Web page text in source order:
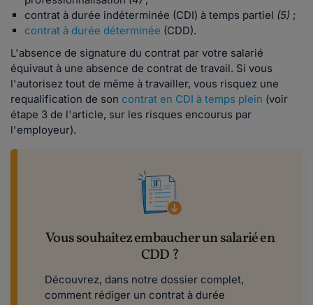
contrat à durée indéterminée (CDI) à temps partiel (5) ;
contrat à durée déterminée (CDD).
L'absence de signature du contrat par votre salarié
équivaut à une absence de contrat de travail. Si vous
l'autorisez tout de même à travailler, vous risquez une
requalification de son contrat en CDI à temps plein (voir
étape 3 de l'article, sur les risques encourus par
l'employeur).
Vous souhaitez embaucher un salarié en
CDD ?
Découvrez, dans notre dossier complet,
comment rédiger un contrat à durée